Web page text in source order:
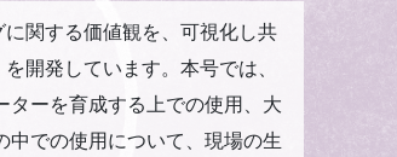
関する価値観を、可視化し共
開発しています。本号では、
ーを育成する上での使用、大
での使用について、現場の生